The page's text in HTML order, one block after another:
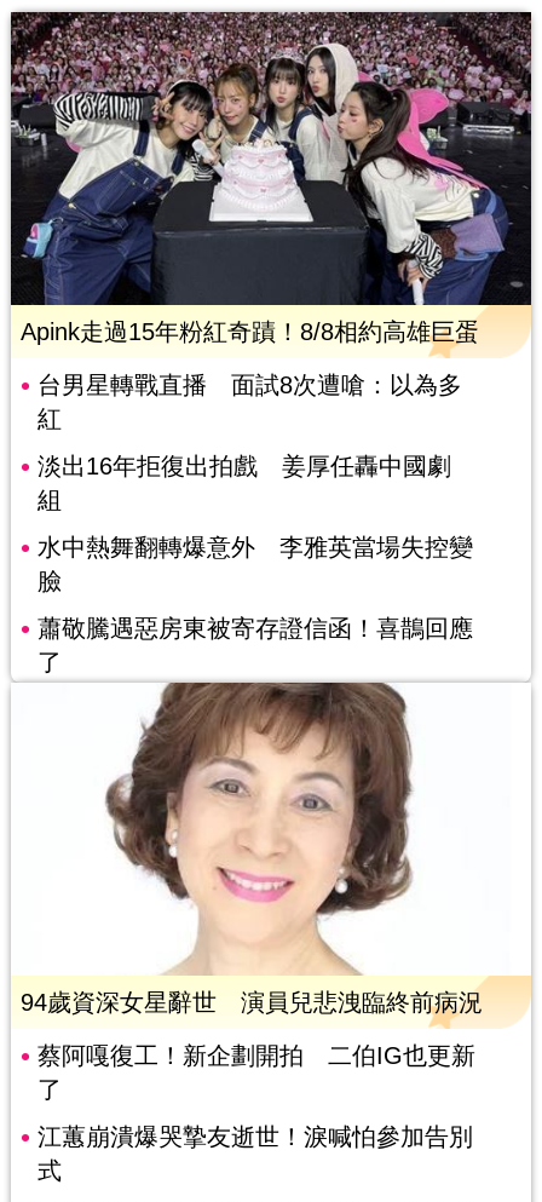
Apink走過15年粉紅奇蹟！8/8相約高雄巨蛋
台男星轉戰直播 面試8次遭嗆：以為多
紅
淡出16年拒復出拍戲 姜厚任轟中國劇
組
水中熱舞翻轉爆意外 李雅英當場失控變
臉
蕭敬騰遇惡房東被寄存證信函！喜鵲回應
了
94歲資深女星辭世 演員兒悲洩臨終前病況
蔡阿嘎復工！新企劃開拍 二伯IG也更新
了
江蕙崩潰爆哭摯友逝世！淚喊怕參加告別
式